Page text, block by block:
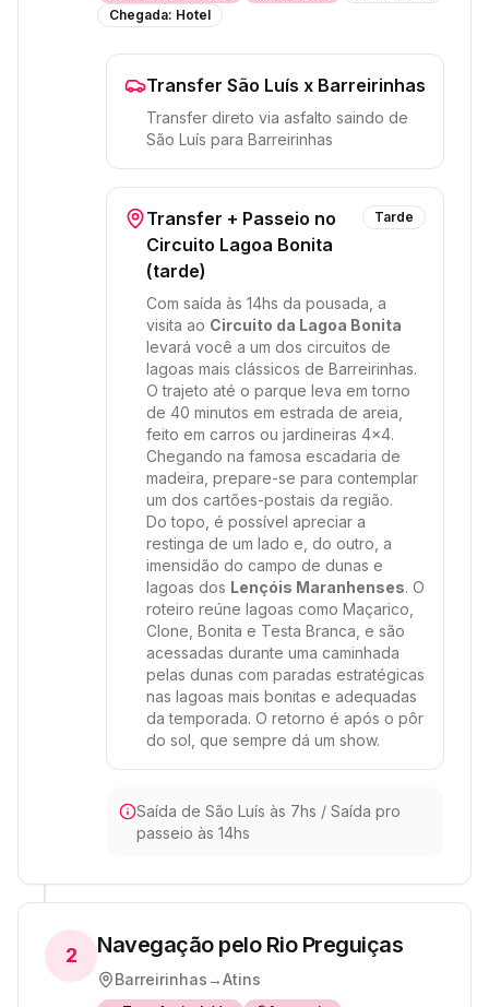
Chegada: Hotel
Transfer São Luís x Barreirinhas
Transfer direto via asfalto saindo de
São Luís para Barreirinhas
Transfer + Passeio no
Circuito Lagoa Bonita
(tarde)
Tarde
Com saída às 14hs da pousada, a
visita ao Circuito da Lagoa Bonita
levará você a um dos circuitos de
lagoas mais clássicos de Barreirinhas.
O trajeto até o parque leva em torno
de 40 minutos em estrada de areia,
feito em carros ou jardineiras 4x4.
Chegando na famosa escadaria de
madeira, prepare-se para contemplar
um dos cartões-postais da região.
Do topo, é possível apreciar a
restinga de um lado e, do outro, a
imensidão do campo de dunas e
lagoas dos Lençóis Maranhenses. O
roteiro reúne lagoas como Maçarico,
Clone, Bonita e Testa Branca, e são
acessadas durante uma caminhada
pelas dunas com paradas estratégicas
nas lagoas mais bonitas e adequadas
da temporada. O retorno é após o pôr
do sol, que sempre dá um show.
Saída de São Luís às 7hs / Saída pro
passeio às 14hs
2 Navegação pelo Rio Preguiças
Barreirinhas →Atins